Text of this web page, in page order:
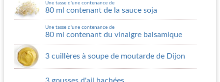
Une tasse d'une contenance de
80 ml contenant de la sauce soja
Une tasse d'une contenance de
80 ml contenant du vinaigre balsamique
3 cuillères à soupe de moutarde de Dijon